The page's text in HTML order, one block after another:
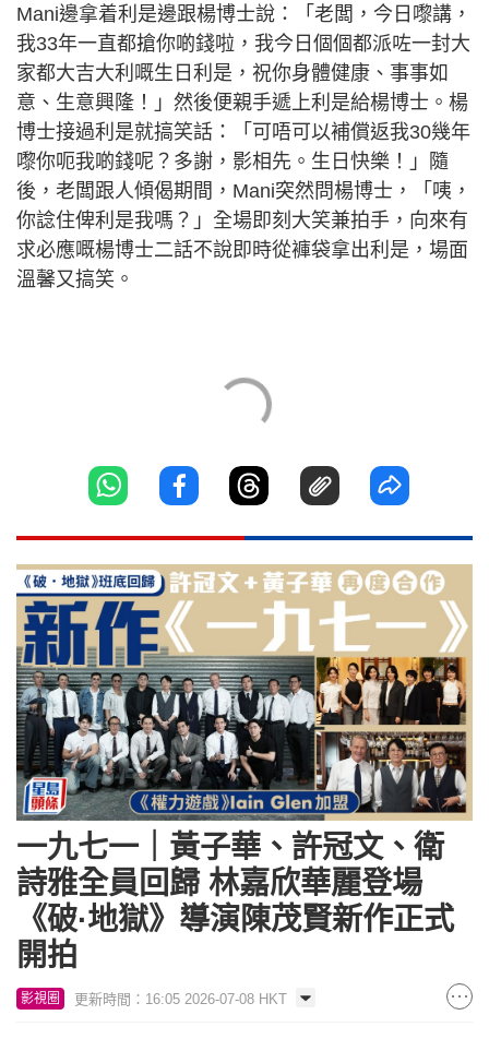
Mani邊拿着利是邊跟楊博士說：「老闆，今日嚟講，
我33年一直都搶你啲錢啦，我今日個個都派咗一封大
家都大吉大利嘅生日利是，祝你身體健康、事事如
意、生意興隆！」然後便親手遞上利是給楊博士。楊
博士接過利是就搞笑話：「可唔可以補償返我30幾年
嚟你呃我啲錢呢？多謝，影相先。生日快樂！」隨
後，老闆跟人傾偈期間，Mani突然問楊博士，「咦，
你諗住俾利是我嗎？」全場即刻大笑兼拍手，向來有
求必應嘅楊博士二話不說即時從褲袋拿出利是，場面
溫馨又搞笑。
一九七一｜黃子華、許冠文、衛
詩雅全員回歸 林嘉欣華麗登場
《破·地獄》導演陳茂賢新作正式
開拍
影視圈 更新時間：16:05 2026-07-08 HKT